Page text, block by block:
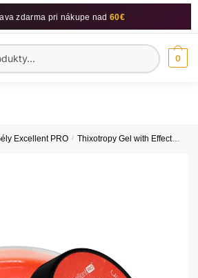
zdarma pri nákupe nad60€
0
Excellent PRO / Thixotropy Gel with Effect